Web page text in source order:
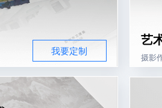
我要定制
艺
摄影